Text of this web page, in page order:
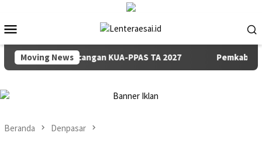
konten
Mobile
Moving News
Rancangan KUA-PPAS TA 2027 Pemkab dan
Beranda Denpasar